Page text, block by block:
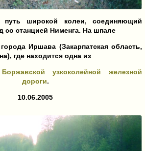
путь широкой колеи, соединяющий
со станцией Нименга. На шпале
Иршава (Закарпатская область,
где находится одна из
Боржавской узкоколейной железной
дороги.
10.06.2005